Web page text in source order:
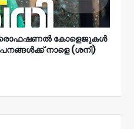
പ്രൊഫഷണൽ കോളെജുകൾ
നാളെ (ശനി)